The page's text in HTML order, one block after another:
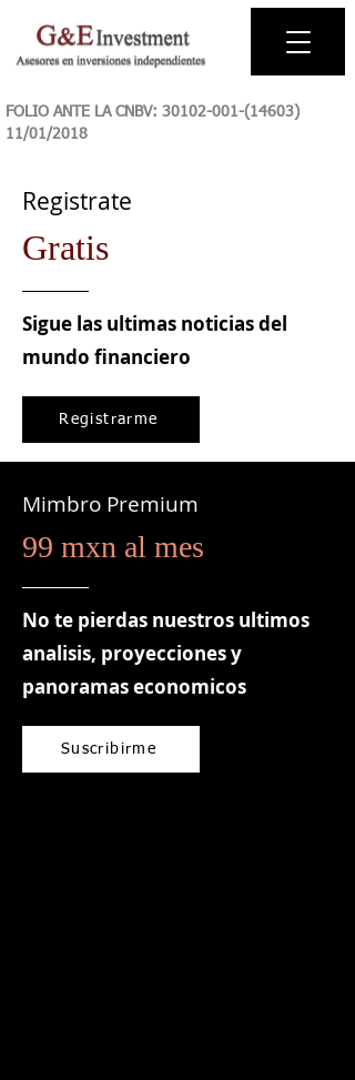
FOLIO ANTE LA CNBV: 30102-001-(14603)
11/01/2018
Registrate
Gratis
Sigue las ultimas noticias del
mundo financiero
Registrarme
Mimbro Premium
99 mxn al mes
No te pierdas nuestros ultimos
analisis, proyecciones y
panoramas economicos
Suscribirme